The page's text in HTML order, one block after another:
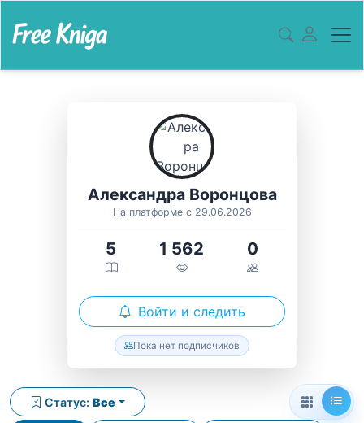
Александра Воронцова
На платформе с 29.06.2026
5 1 562 0
Войти и следить
Пока нет подписчиков
Статус: Все